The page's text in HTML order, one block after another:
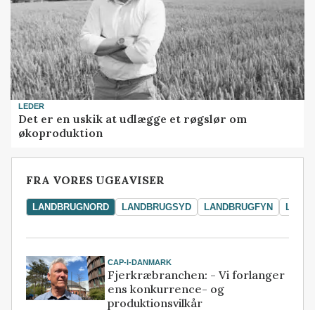
LEDER
Det er en uskik at udlægge et røgslør om
økoproduktion
FRA VORES UGEAVISER
LANDBRUGNORD LANDBRUGSYD LANDBRUGFYN
CAP-I-DANMARK
Fjerkræbranchen: - Vi forlanger
ens konkurrence- og
produktionsvilkår